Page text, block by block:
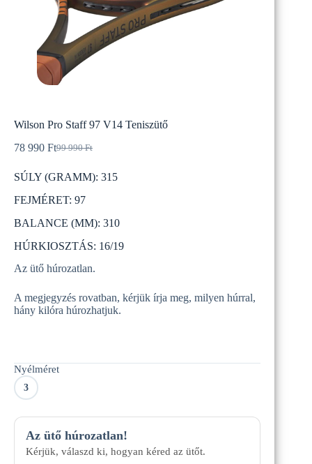
Wilson Pro Staff 97 V14 Teniszütő
99 990Ft
Original
was:
990 Ft.
78 990 FtCurrent
is:
990 Ft.
SÚLY (GRAMM): 315
FEJMÉRET: 97
BALANCE (MM): 310
HÚRKIOSZTÁS: 16/19
Az ütő húrozatlan.
A megjegyzés rovatban, kérjük írja meg, milyen húrral,
hány kilóra húrozhatjuk.
Nyélméret
3
Az ütő húrozatlan!
Kérjük, válaszd ki, hogyan kéred az ütőt.